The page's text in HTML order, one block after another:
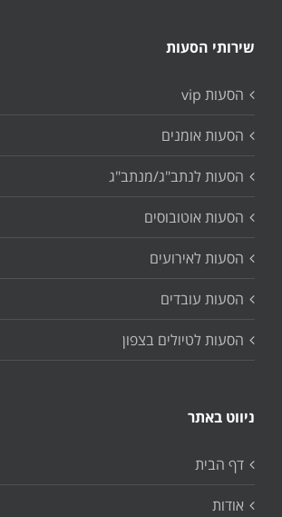
שירותי הסעות
הסעות vip
הסעות אומנים
הסעות לנתב"ג/מנתב"ג
הסעות אוטובוסים
הסעות לאירועים
הסעות עובדים
הסעות לטיולים בצפון
ניווט באתר
דף הבית
אודות